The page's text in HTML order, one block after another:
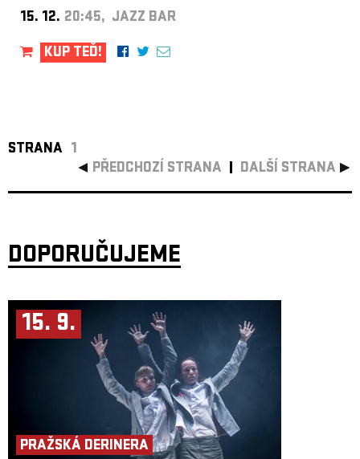
15. 12. 20:45, JAZZ BAR
KUP TEĎ!
STRANA 1
PŘEDCHOZÍ STRANA
DALŠÍ STRANA
DOPORUČUJEME
15. 9.
PRAŽSKÁ DERINERA